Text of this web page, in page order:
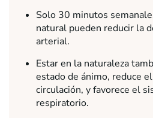
Solo 30 minutos
natural pueden reducir la
arterial.
Estar en la naturaleza
estado de ánimo, reduce
circulación, y favorece el
respiratorio.